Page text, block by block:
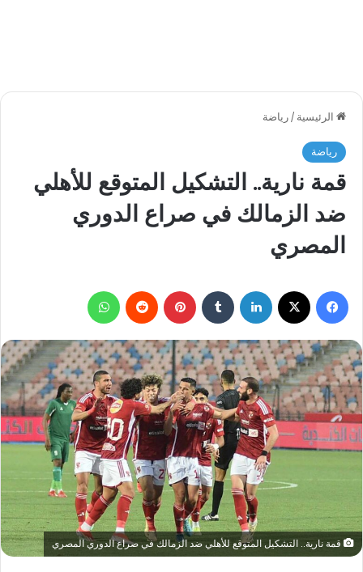
الرئيسية / رياضة
رياضة
قمة نارية.. التشكيل المتوقع للأهلي
ضد الزمالك في صراع الدوري
المصري
فيسبوك لينكدإن بينتيريست
قمة نارية.. التشكيل المتوقع للأهلي ضد الزمالك في صراع الدوري المصري